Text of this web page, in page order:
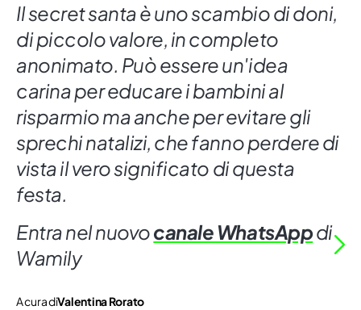
Il secret santa è uno scambio di doni,
di piccolo valore, in completo
anonimato. Può essere un'idea
carina per educare i bambini al
risparmio ma anche per evitare gli
sprechi natalizi, che fanno perdere di
vista il vero significato di questa
festa.
Entra nel nuovocanale WhatsAppdi
Wamily
A cura diValentina Rorato